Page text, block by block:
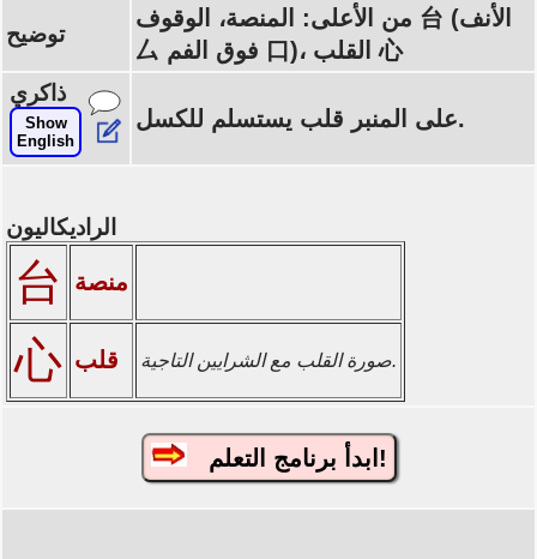
توضيح
من الأعلى: المنصة، الوقوف 台 (الأنف
厶 فوق الفم 口)، القلب 心
ذاكري
Show
English
على المنبر قلب يستسلم للكسل.
الراديكاليون
台 منصة
心 قلب صورة القلب مع الشرايين التاجية.
ابدأ برنامج التعلم!